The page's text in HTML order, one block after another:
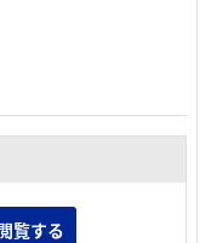
覧する